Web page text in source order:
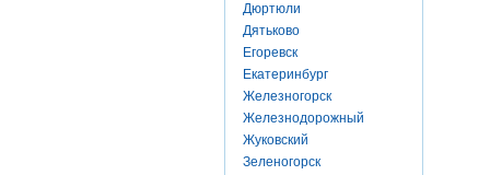
Дюртюли
Дятьково
Егоревск
Екатеринбург
Железногорск
Железнодорожный
Жуковский
Зеленогорск